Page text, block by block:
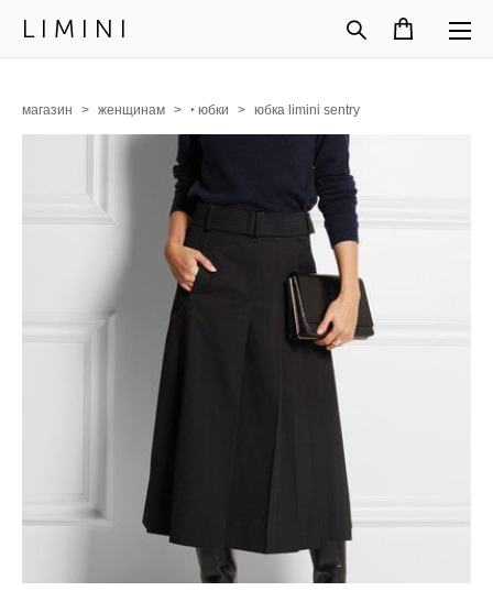
L I M I N I
магазин > женщинам > ‣ юбки > юбка limini sentry